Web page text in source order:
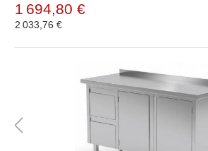
1 694,80 €
2 033,76 €